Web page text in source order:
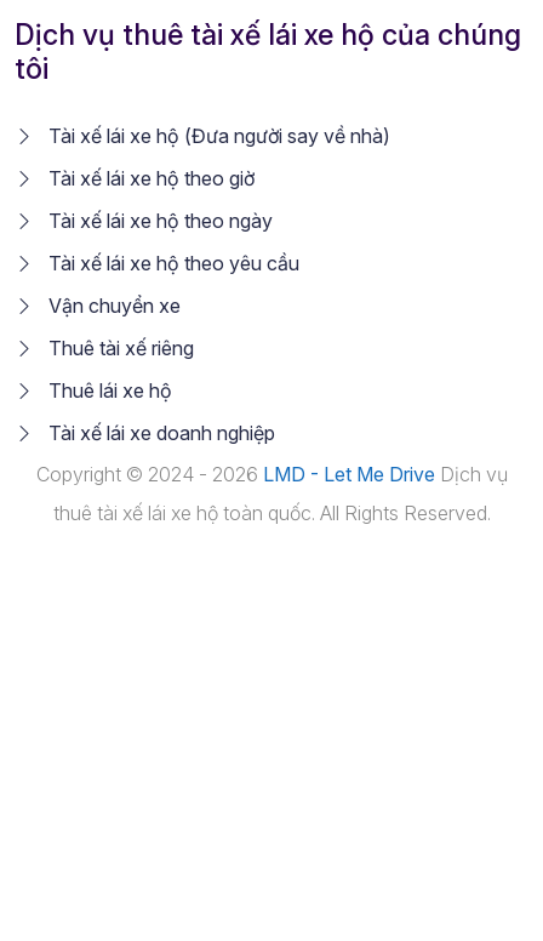
Dịch vụ thuê tài xế lái xe hộ của chúng
tôi
Tài xế lái xe hộ (Đưa người say về nhà)
Tài xế lái xe hộ theo giờ
Tài xế lái xe hộ theo ngày
Tài xế lái xe hộ theo yêu cầu
Vận chuyển xe
Thuê tài xế riêng
Thuê lái xe hộ
Tài xế lái xe doanh nghiệp
Copyright © 2024 - 2026 LMD - Let Me Drive Dịch vụ
thuê tài xế lái xe hộ toàn quốc. All Rights Reserved.